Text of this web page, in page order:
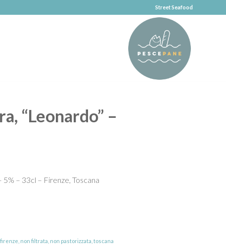
Street Seafood
“Leonardo” –
– 33cl – Firenze, Toscana
,firenze non filtrata non pastorizzata ,toscana